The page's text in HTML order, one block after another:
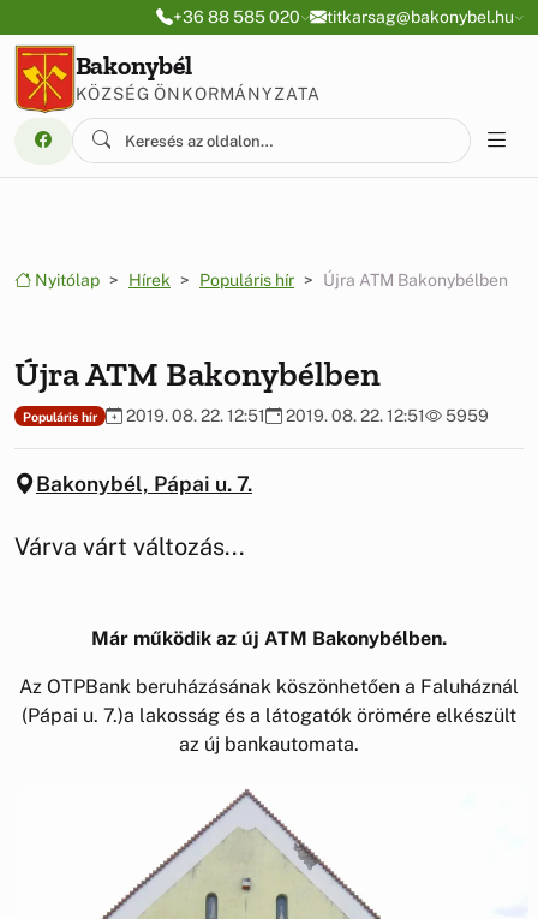
Ugrás a menüre
Ugrás a tartalomra+36 88 585 020 titkarsag@bakonybel.hu
Bakonybél
KÖZSÉG ÖNKORMÁNYZATA
Nyitólap Hírek Populáris hír Újra ATM Bakonybélben
Újra ATM Bakonybélben
Populáris hír 2019. 08. 22. 12:51 2019. 08. 22. 12:51 5959
Bakonybél, Pápai u. 7.
Várva várt változás...
Már működik az új ATM Bakonybélben.
Az OTPBank beruházásának köszönhetően a Faluháznál
(Pápai u. 7.)a lakosság és a látogatók örömére elkészült
az új bankautomata.